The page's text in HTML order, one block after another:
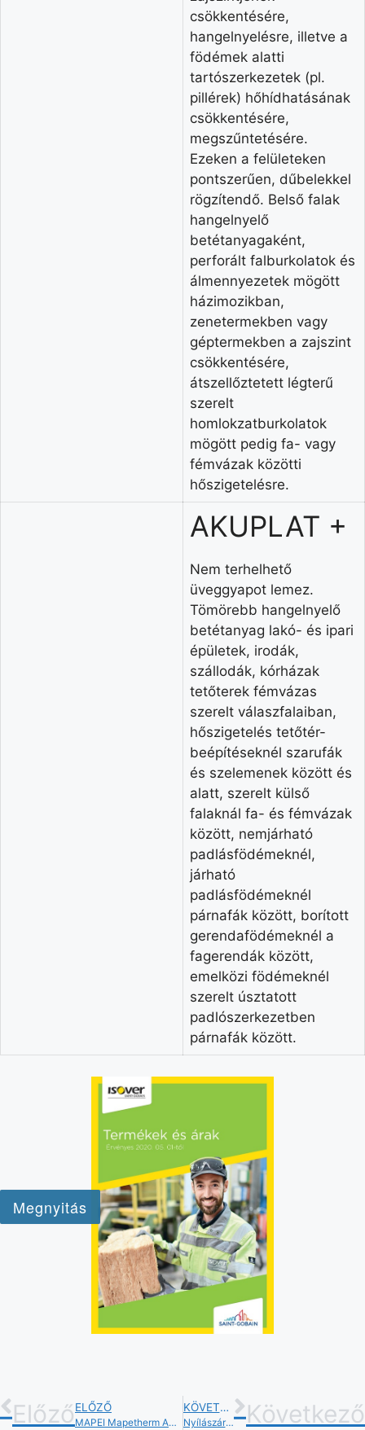
csökkentésére,
hangelnyelésre, illetve a
födémek alatti
tartószerkezetek (pl.
pillérek) hőhídhatásának
csökkentésére,
megszűntetésére.
Ezeken a felületeken
pontszerűen, dűbelekkel
rögzítendő. Belső falak
hangelnyelő
betétanyagaként,
perforált falburkolatok és
álmennyezetek mögött
házimozikban,
zenetermekben vagy
géptermekben a zajszint
csökkentésére,
átszellőztetett légterű
szerelt
homlokzatburkolatok
mögött pedig fa- vagy
fémvázak közötti
hőszigetelésre.
AKUPLAT +
Nem terhelhető
üveggyapot lemez.
Tömörebb hangelnyelő
betétanyag lakó- és ipari
épületek, irodák,
szállodák, kórházak
tetőterek fémvázas
szerelt válaszfalaiban,
hőszigetelés tetőtér-
beépítéseknél szarufák
és szelemenek között és
alatt, szerelt külső
falaknál fa- és fémvázak
között, nemjárható
padlásfödémeknél,
járható
padlásfödémeknél
párnafák között, borított
gerendafödémeknél a
fagerendák között,
emelközi födémeknél
szerelt úsztatott
padlószerkezetben
párnafák között.
ElőzőELŐZŐ
MAPEI Mapetherm AR1 ragasztóhabarcs hőszigeteléshez
KÖVETKEZŐ
Nyílászáró szakáruház Budapesten a Pázmány Péter utcában telephelyünkön Következő